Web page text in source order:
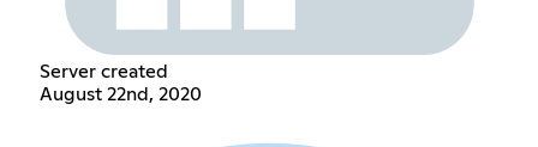
Server created
August 22nd, 2020